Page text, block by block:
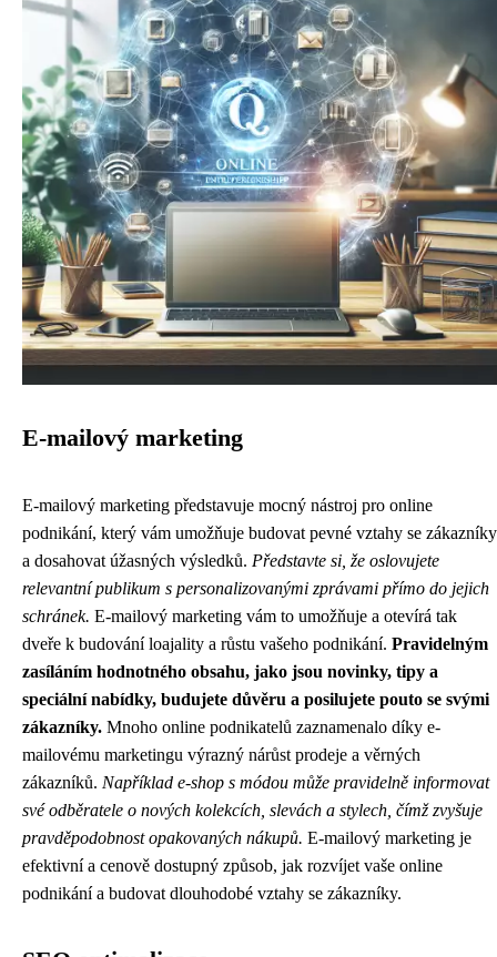
E-mailový marketing
E-mailový marketing představuje mocný nástroj pro online
podnikání, který vám umožňuje budovat pevné vztahy se zákazníky
a dosahovat úžasných výsledků. Představte si, že oslovujete
relevantní publikum s personalizovanými zprávami přímo do jejich
schránek. E-mailový marketing vám to umožňuje a otevírá tak
dveře k budování loajality a růstu vašeho podnikání. Pravidelným
zasíláním hodnotného obsahu, jako jsou novinky, tipy a
speciální nabídky, budujete důvěru a posilujete pouto se svými
zákazníky. Mnoho online podnikatelů zaznamenalo díky e-
mailovému marketingu výrazný nárůst prodeje a věrných
zákazníků. Například e-shop s módou může pravidelně informovat
své odběratele o nových kolekcích, slevách a stylech, čímž zvyšuje
pravděpodobnost opakovaných nákupů. E-mailový marketing je
efektivní a cenově dostupný způsob, jak rozvíjet vaše online
podnikání a budovat dlouhodobé vztahy se zákazníky.